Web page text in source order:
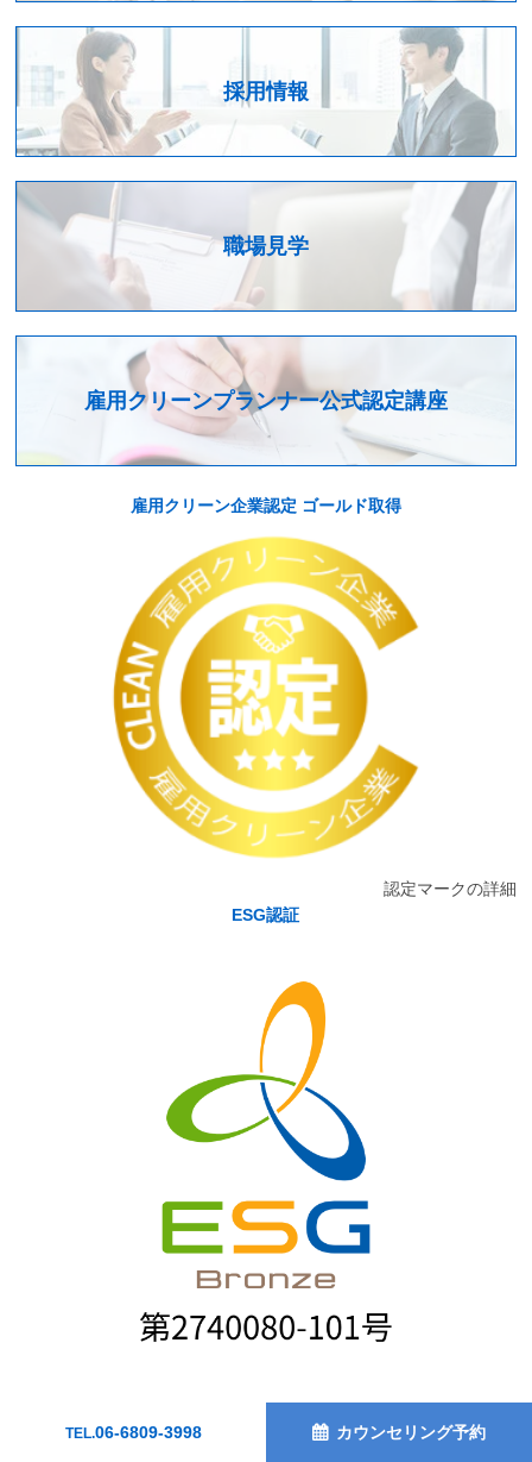
TEL.06-6809-3998 カウンセリング予約
採用情報
職場見学
雇用クリーンプランナー公式認定講座
雇用クリーン企業認定 ゴールド取得
認定マークの詳細
ESG認証